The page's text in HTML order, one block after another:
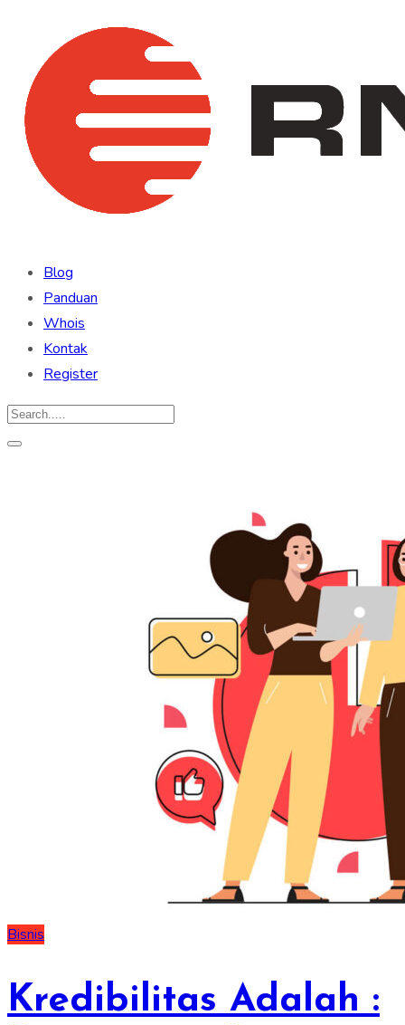
Blog
Panduan
Whois
Kontak
Register
Bisnis
Kredibilitas Adalah :